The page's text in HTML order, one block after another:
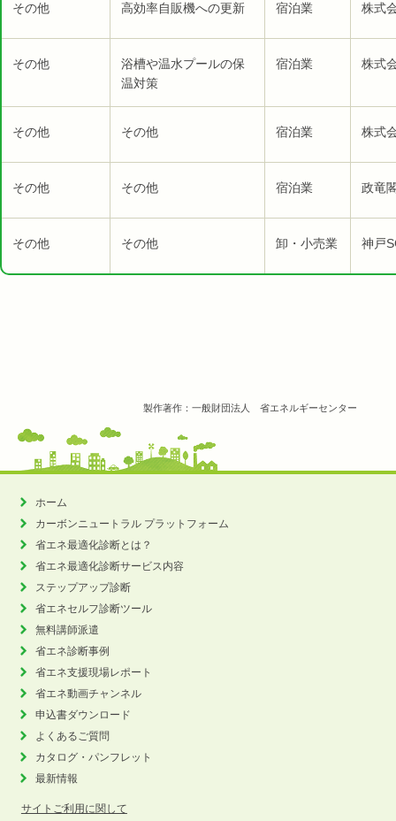
その他 高効率自販機への更新 宿泊業 株式
その他
浴槽や温水プールの保
温対策
宿泊業 株式
その他 その他 宿泊業 株式
その他 その他 宿泊業 政竜
その他 その他 卸・小売業 神戸
製作著作：一般財団法人 省エネルギーセンター
ホーム
カーボンニュートラル プラットフォーム
省エネ最適化診断とは？
省エネ最適化診断サービス内容
ステップアップ診断
省エネセルフ診断ツール
無料講師派遣
省エネ診断事例
省エネ支援現場レポート
省エネ動画チャンネル
申込書ダウンロード
よくあるご質問
カタログ・パンフレット
最新情報
サイトご利用に関して